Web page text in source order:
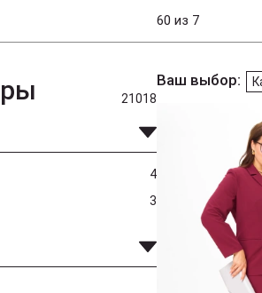
60 из 7
21018
4
3
Ваш выбор: